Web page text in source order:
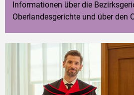
Informationen über die
Oberlandesgerichte und über den